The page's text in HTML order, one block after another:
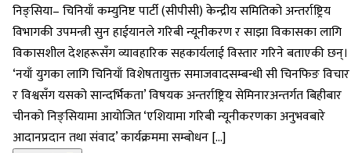
निङ्सिया– चिनियाँ कम्युनिष्ट पार्टी (सीपीसी) केन्द्रीय समितिको अन्तर्राष्ट्रिय
विभागकी उपमन्त्री सुन हाईयानले गरिबी न्यूनीकरण र साझा विकासका लागि
विकासशील देशहरूसँग व्यावहारिक सहकार्यलाई विस्तार गरिने बताएकी छन्।
‘नयाँ युगका लागि चिनियाँ विशेषतायुक्त समाजवादसम्बन्धी सी चिनफिङ विचार
र विश्वसँग यसको सान्दर्भिकता’ विषयक अन्तर्राष्ट्रिय सेमिनारअन्तर्गत बिहीबार
चीनको निङ्सियामा आयोजित ‘एशियामा गरिबी न्यूनीकरणका अनुभवबारे
आदानप्रदान तथा संवाद’ कार्यक्रममा सम्बोधन […]